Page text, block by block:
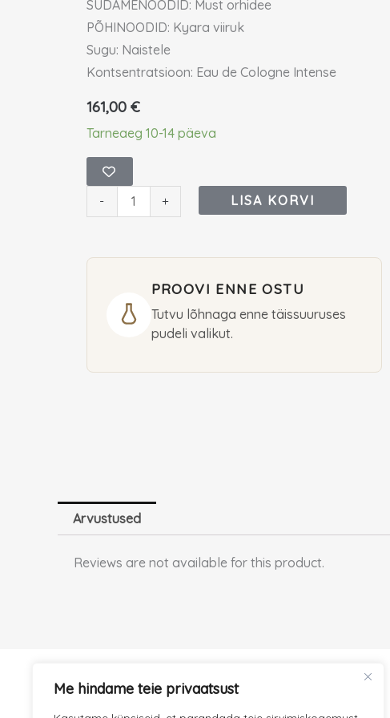
Me hindame teie privaatsust
SÜDAMENOODID: Must orhidee
PÕHINOODID: Kyara viiruk
Sugu: Naistele
Kontsentratsioon: Eau de Cologne Intense
161,00 €
Tarneaeg 10-14 päeva
-
Jo
Malone
Dark
Amber
&
Lily
+ LISA KORVI
PROOVI ENNE OSTU
Tutvu lõhnaga enne täissuuruses
pudeli valikut.
Arvustused
Reviews are not available for this product.